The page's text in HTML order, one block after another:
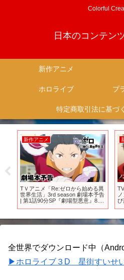
Colorful
日本のコンテン
新作アニメ
ホロライブ
新作ゲーム
【新作アプリゲーム紹介】大手
MMO対決と12年ぶりに復活！ビ
ックリマン登場の週！
【
認
全世界でダウンロード中（
▶ホロライブ３D 星街すいせ